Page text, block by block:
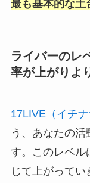
最も基本的な土
ライバーのレ
率が上がりよ
17LIVE（イチナ
う、あなたの活
す。このレベル
じて上がって